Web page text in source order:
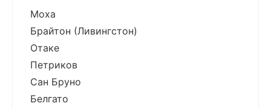
Моха
Брайтон (Ливингстон)
Отаке
Петриков
Сан Бруно
Белгато